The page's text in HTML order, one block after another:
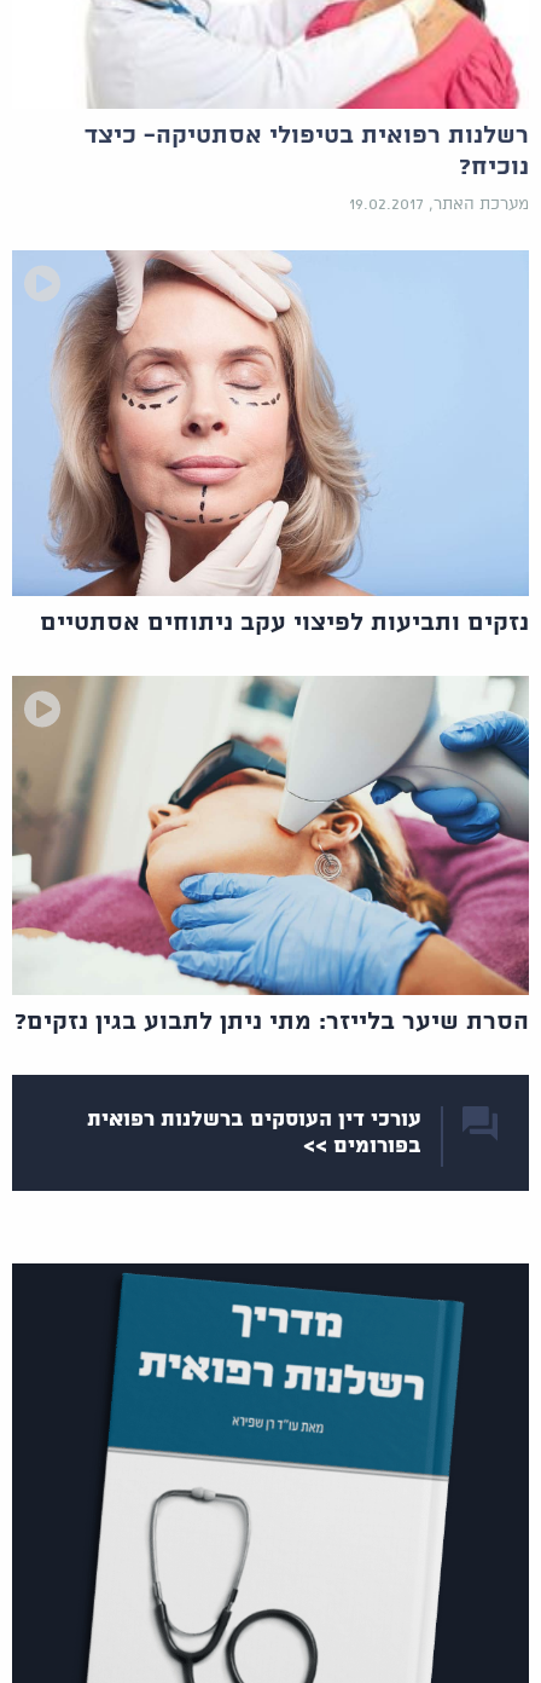
רשלנות רפואית בטיפולי אסתטיקה- כיצד
נוכיח?
מערכת האתר, 19.02.2017
נזקים ותביעות לפיצוי עקב ניתוחים אסתטיים
הסרת שיער בלייזר: מתי ניתן לתבוע בגין נזקים?
עורכי דין העוסקים ברשלנות רפואית
בפורומים >>